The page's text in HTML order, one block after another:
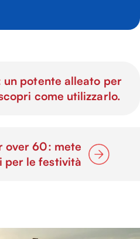
un potente alleato per
come utilizzarlo.
over 60: mete
per le festività